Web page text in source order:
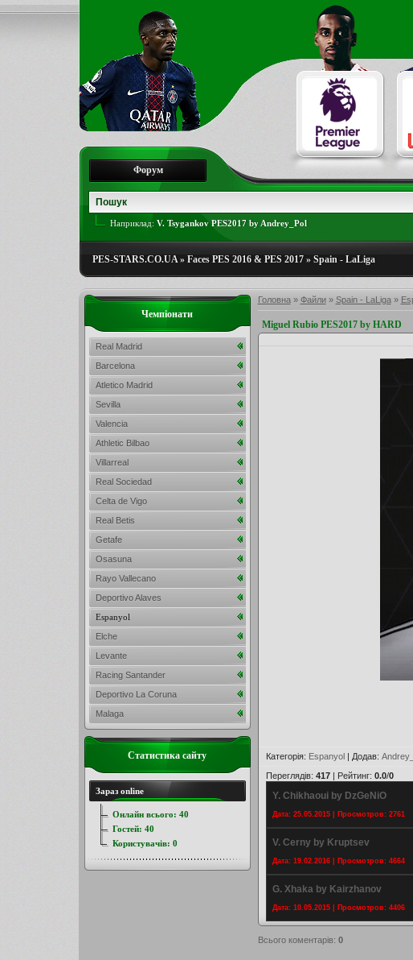
Форум
Наприклад: V. Tsygankov PES2017 by Andrey_Pol
PES-STARS.CO.UA» Faces PES 2016 & PES 2017» Spain - LaLiga
Головна» Файли» Spain - LaLiga»
Miguel Rubio PES2017 by HARD
Категорія: Espanyol| Додав:
Переглядів: 417| Рейтинг: 0.0/0
Y. Chikhaoui by DzGeNiO
Дата: 25.05.2015 | Просмотров: 2761
V. Cerny by Kruptsev
Дата: 19.02.2016 | Просмотров: 4664
G. Xhaka by Kairzhanov
Дата: 10.05.2015 | Просмотров: 4406
Всього коментарів: 0
Чемпіонати
Real Madrid
Barcelona
Atletico Madrid
Sevilla
Valencia
Athletic Bilbao
Villarreal
Real Sociedad
Celta de Vigo
Real Betis
Getafe
Osasuna
Rayo Vallecano
Deportivo Alaves
Espanyol
Elche
Levante
Racing Santander
Deportivo La Coruna
Malaga
Статистика сайту
Зараз online
Онлайн всього: 40
Гостей: 40
Користувачів: 0